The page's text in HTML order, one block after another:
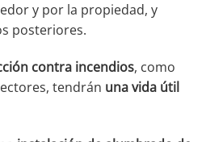
y por la propiedad, y
posteriores.
contra incendios, como
tendrán una vida útil